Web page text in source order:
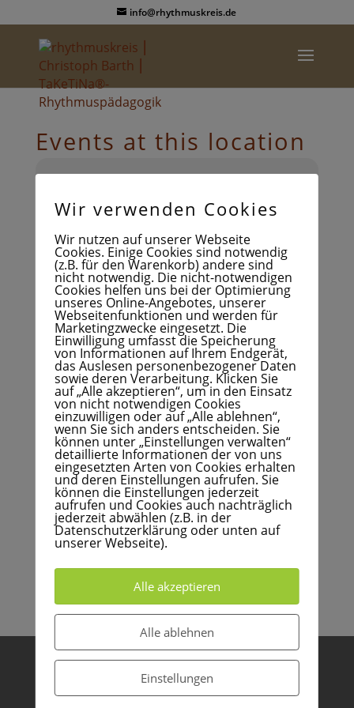
info@rhythmuskreis.de
Events at this location
INSTITUT
Wefelsen 5
UPCOMING EVENTS
Wir verwenden Cookies
Wir nutzen auf unserer Webseite
Cookies. Einige Cookies sind notwendig
(z.B. für den Warenkorb) andere sind
nicht notwendig. Die nicht-notwendigen
Cookies helfen uns bei der Optimierung
unseres Online-Angebotes, unserer
Webseitenfunktionen und werden für
Marketingzwecke eingesetzt. Die
Einwilligung umfasst die Speicherung
von Informationen auf Ihrem Endgerät,
das Auslesen personenbezogener Daten
sowie deren Verarbeitung. Klicken Sie
auf „Alle akzeptieren“, um in den Einsatz
von nicht notwendigen Cookies
einzuwilligen oder auf „Alle ablehnen“,
wenn Sie sich anders entscheiden. Sie
können unter „Einstellungen verwalten“
detaillierte Informationen der von uns
eingesetzten Arten von Cookies erhalten
und deren Einstellungen aufrufen. Sie
können die Einstellungen jederzeit
aufrufen und Cookies auch nachträglich
jederzeit abwählen (z.B. in der
Datenschutzerklärung oder unten auf
unserer Webseite).
Alle akzeptieren
Alle ablehnen
Einstellungen